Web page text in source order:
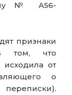
№ А56-
признаки
в том, что
от
о
переписки).